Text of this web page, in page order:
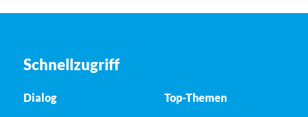
Schnellzugriff
Dialog
Top-Themen